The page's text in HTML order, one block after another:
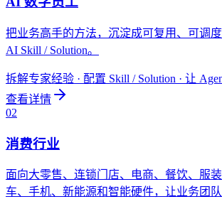
把业务高手的方法，沉淀成可复用、可调
AI Skill / Solution。
拆解专家经验 · 配置 Skill / Solution · 让
查看详情
02
消费行业
面向大零售、连锁门店、电商、餐饮、服
车、手机、新能源和智能硬件，让业务团